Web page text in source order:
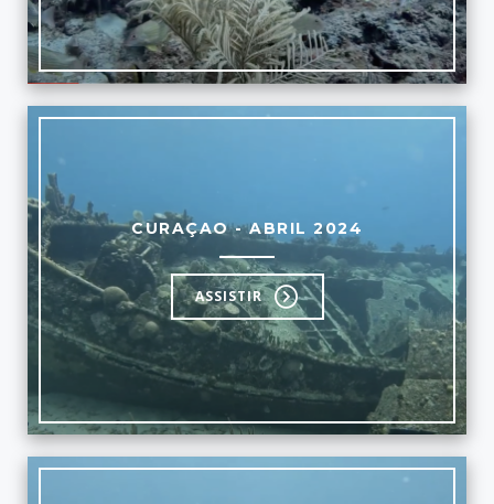
CURAÇAO - ABRIL 2024
ASSISTIR